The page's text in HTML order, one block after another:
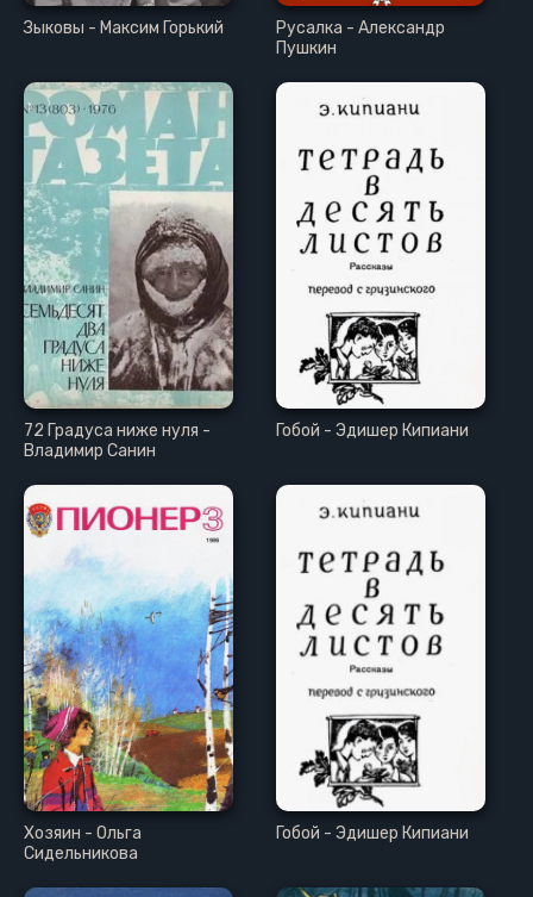
Зыковы - Максим Горький
Русалка - Александр
Пушкин
72 Градуса ниже нуля -
Владимир Санин
Гобой - Эдишер Кипиани
Хозяин - Ольга
Сидельникова
Гобой - Эдишер Кипиани